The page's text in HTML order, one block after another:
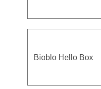
Bioblo Hello Box